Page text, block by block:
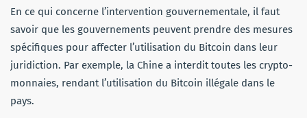
En ce qui concerne l’intervention gouvernementale, il faut
savoir que les gouvernements peuvent prendre des mesures
spécifiques pour affecter l’utilisation du Bitcoin dans leur
juridiction. Par exemple, la Chine a interdit toutes les crypto-
monnaies, rendant l’utilisation du Bitcoin illégale dans le
pays.